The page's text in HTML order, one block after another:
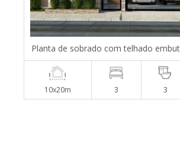
Planta de sobrado com telhado
10x20m 3 3